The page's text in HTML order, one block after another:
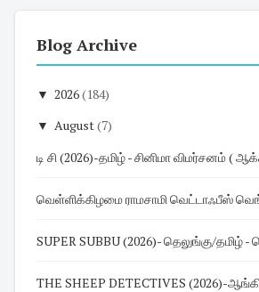
Blog Archive
▼ 2026(184)
▼ August(7)
டி சி (2026)-தமிழ் - சினிமா விமர்சனம் (
வெள்ளிக்கிழமை ராமசாமி வெட்டாஃபீஸ்
THE SHEEP DETECTIVES (2026)-